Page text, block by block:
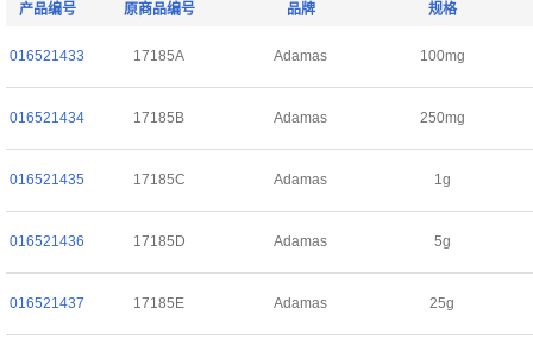
产品编号 原商品编号 品牌 规格
016521433 17185A Adamas 100mg
016521434 17185B Adamas 250mg
016521435 17185C Adamas 1g
016521436 17185D Adamas 5g
016521437 17185E Adamas 25g